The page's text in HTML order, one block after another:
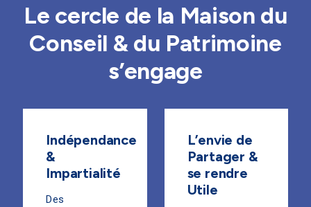
Le cercle de la Maison du
Conseil & du Patrimoine
s’engage
Indépendance
&
Impartialité
Des
L’envie de
Partager &
se rendre
Utile